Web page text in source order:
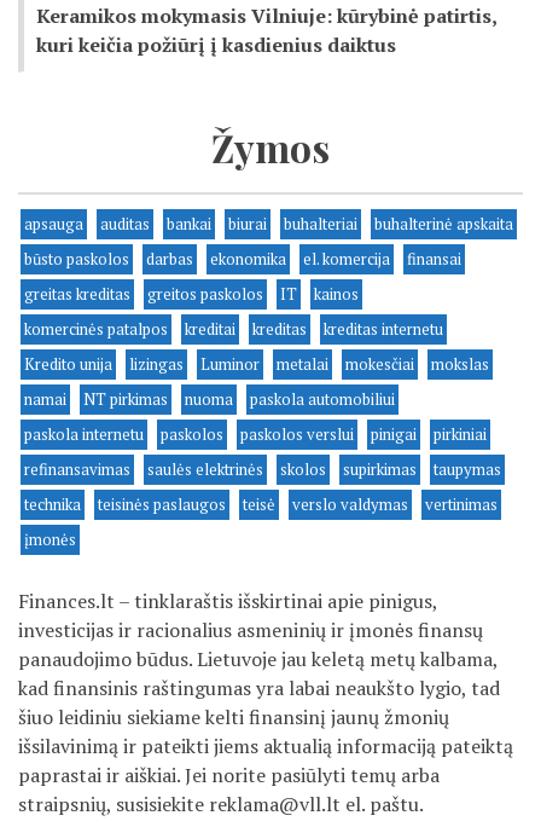
Keramikos mokymasis Vilniuje: kūrybinė patirtis,
kuri keičia požiūrį į kasdienius daiktus
Žymos
apsauga auditas bankai biurai buhalteriai
buhalterinė apskaita
būsto paskolos
darbas ekonomika el. komercija
finansai
greitas kreditas
greitos paskolos IT
kainos
komercinės patalpos
kreditai kreditas
kreditas internetu
Kredito unija
lizingas Luminor metalai mokesčiai
mokslas
namai
NT pirkimas nuoma
paskola automobiliui
paskola internetu
paskolos paskolos verslui pinigai
pirkiniai
refinansavimas
saulės elektrinės skolos supirkimas
taupymas
technika
teisinės paslaugos teisė verslo valdymas
vertinimas
įmonės
Finances.lt – tinklaraštis išskirtinai apie pinigus,
investicijas ir racionalius asmeninių ir įmonės finansų
panaudojimo būdus. Lietuvoje jau keletą metų kalbama,
kad finansinis raštingumas yra labai neaukšto lygio, tad
šiuo leidiniu siekiame kelti finansinį jaunų žmonių
išsilavinimą ir pateikti jiems aktualią informaciją pateiktą
paprastai ir aiškiai. Jei norite pasiūlyti temų arba
straipsnių, susisiekite reklama@vll.lt el. paštu.